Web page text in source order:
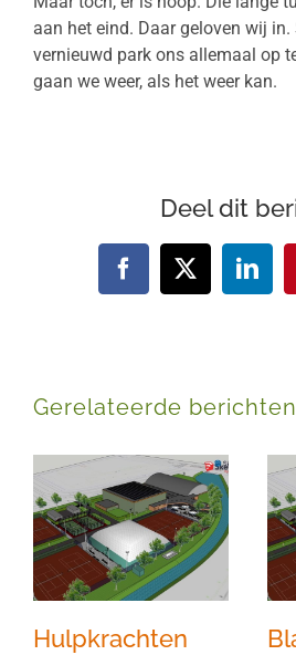
aan het eind. Daar geloven wij
vernieuwd park ons allemaal op
gaan we weer, als het weer kan.
Deel dit
Facebook
X
Gerelateerde berichten
Hulpkrachten